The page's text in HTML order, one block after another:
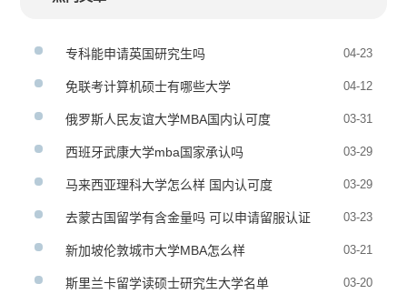
专科能申请英国研究生吗 04-23
免联考计算机硕士有哪些大学 04-12
俄罗斯人民友谊大学MBA国内认可度 03-31
西班牙武康大学mba国家承认吗 03-29
马来西亚理科大学怎么样 国内认可度 03-29
去蒙古国留学有含金量吗 可以申请留服认证
吗
03-23
新加坡伦敦城市大学MBA怎么样 03-21
斯里兰卡留学读硕士研究生大学名单 03-20